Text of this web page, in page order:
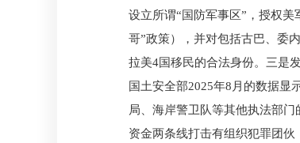
设立所谓“国防军事区”，授权
哥”政策），并对包括古巴、委
拉美4国移民的合法身份。三是
国土安全部2025年8月的数据显
局、海岸警卫队等其他执法部
资金两条线打击有组织犯罪团